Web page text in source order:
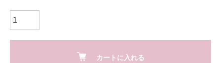
カートに入れる